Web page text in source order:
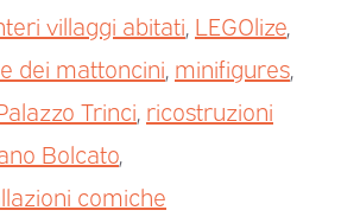
villaggi abitati, LEGOlize,
dei mattoncini, minifigures,
Trinci, ricostruzioni
Bolcato,
comiche